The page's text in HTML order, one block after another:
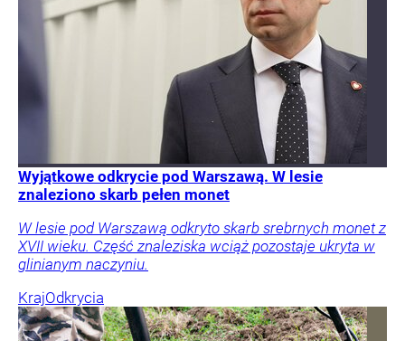
Wyjątkowe odkrycie pod Warszawą. W lesie
znaleziono skarb pełen monet
W lesie pod Warszawą odkryto skarb srebrnych monet z
XVII wieku. Część znaleziska wciąż pozostaje ukryta w
glinianym naczyniu.
KrajOdkrycia